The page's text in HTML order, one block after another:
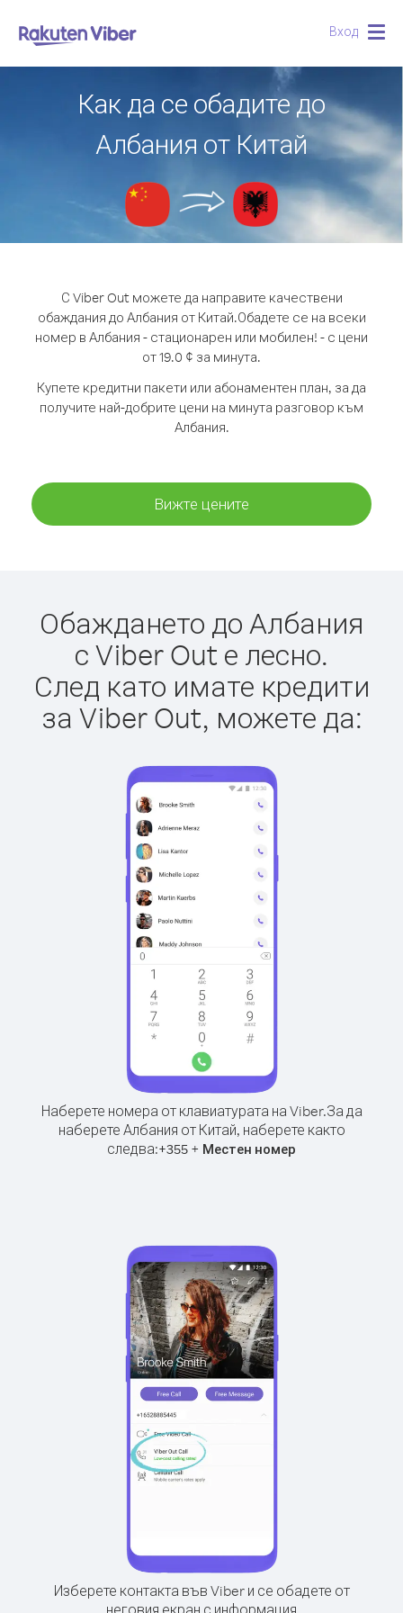
Вход
Как да се обадите до
Албания от Китай
С Viber Out можете да направите качествени
обаждания до Албания от Китай.Обадете се на всеки
номер в Албания - стационарен или мобилен! - с цени
от 19.0 ¢ за минута.
Купете кредитни пакети или абонаментен план, за да
получите най-добрите цени на минута разговор към
Албания.
Вижте цените
Обаждането до Албания
с Viber Out е лесно.
След като имате кредити
за Viber Out, можете да:
Наберете номера от клавиатурата на Viber.За да
наберете Албания от Китай, наберете както
следва:+355 + Местен номер
Изберете контакта във Viber и се обадете от
неговия екран с информация